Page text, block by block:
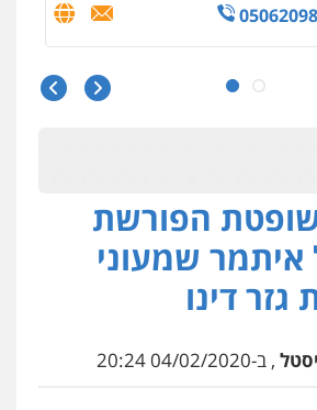
שרון נהרי
פשיעה כלכלית
(רו"ח) יואב ציוני
מס הלבנת הון שומות וערעורי מס
הלבנת הון חילוט ייעוץ לעורכי דין
הפורשת
שמעוני
דינו
, ב-04/02/2020 20:24